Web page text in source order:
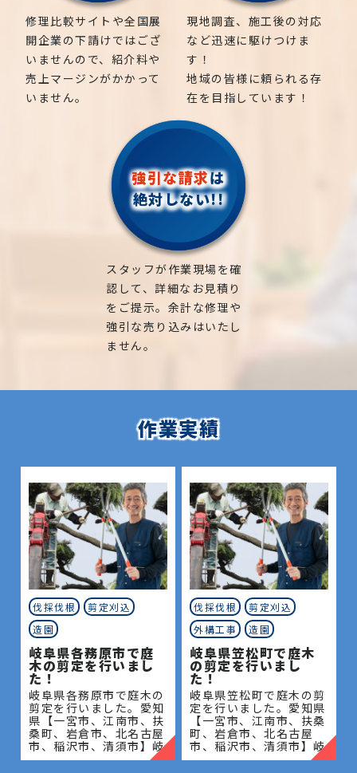
修理比較サイトや全国展
開企業の下請けではござ
いませんので、紹介料や
売上マージンがかかって
いません。
現地調査、施工後の対応
など迅速に駆けつけま
す！
地域の皆様に頼られる存
在を目指しています！
強引な請求は
絶対しない!!
スタッフが作業現場を確
認して、詳細なお見積り
をご提示。余計な修理や
強引な売り込みはいたし
ません。
作業実績
伐採伐根
剪定刈込
造園
岐阜県各務原市で庭
木の剪定を行いまし
た！
岐阜県各務原市で庭木の
剪定を行いました。愛知
県【一宮市、江南市、扶
桑町、岩倉市、北名古屋
市、稲沢市、清須市】岐
阜県【岐阜市、各務原
伐採伐根
剪定刈込
外構工事
造園
岐阜県笠松町で庭木
の剪定を行いまし
た！
岐阜県笠松町で庭木の剪
定を行いました。愛知県
【一宮市、江南市、扶桑
町、岩倉市、北名古屋
市、稲沢市、清須市】岐
阜県【岐阜市、各務原